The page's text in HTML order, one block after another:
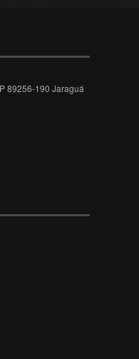
89256-190 Jaraguá